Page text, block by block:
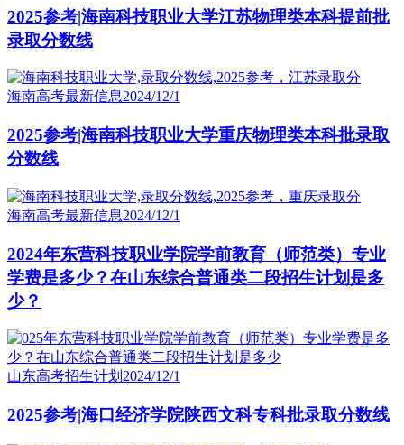
2025参考|海南科技职业大学江苏物理类本科提前批
录取分数线
海南高考最新信息2024/12/1
2025参考|海南科技职业大学重庆物理类本科批录取
分数线
海南高考最新信息2024/12/1
2024年东营科技职业学院学前教育（师范类）专业
学费是多少？在山东综合普通类二段招生计划是多
少？
山东高考招生计划 2024/12/1
2025参考|海口经济学院陕西文科专科批录取分数线